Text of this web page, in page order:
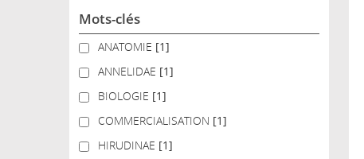
Mots-clés
ANATOMIE
ANATOMIE [1]
ANNELIDAE
ANNELIDAE [1]
BIOLOGIE
BIOLOGIE [1]
COMMERCIALISATION
COMMERCIALISATION [1]
HIRUDINAE
HIRUDINAE [1]